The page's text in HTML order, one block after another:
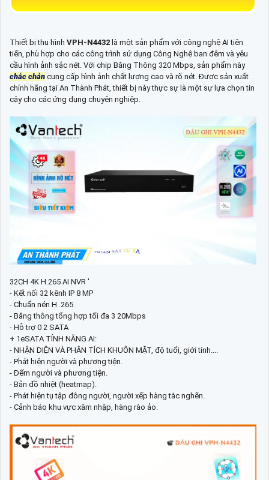
Thiết bị thu hình VPH-N4432 là một sản phẩm với công nghệ AI tiên
tiến, phù hợp cho các công trình sử dụng Công Nghệ ban đêm và yêu
cầu hình ảnh sắc nét. Với chip Băng Thông 320 Mbps, sản phẩm này
chắc chắn cung cấp hình ảnh chất lượng cao và rõ nét. Được sản xuất
chính hãng tại An Thành Phát, thiết bị này thực sự là một sự lựa chọn tin
cậy cho các ứng dụng chuyên nghiệp.
32CH 4K H.265 AI NVR '
- Kết nối 32 kênh IP 8 MP
- Chuẩn nén H .265
- Băng thông tổng hợp tối đa 3 20Mbps
- Hỗ trợ 0 2 SATA
+ 1eSATA TÍNH NĂNG AI:
- NHẬN DIỆN VÀ PHÂN TÍCH KHUÔN MẶT, độ tuổi, giới tính....
- Phát hiện người và phương tiện.
- Đếm người và phương tiện.
- Bản đồ nhiệt (heatmap).
- Phát hiện tụ tập đông người, người xếp hàng tắc nghẽn.
- Cảnh báo khu vực xâm nhập, hàng rào ảo.